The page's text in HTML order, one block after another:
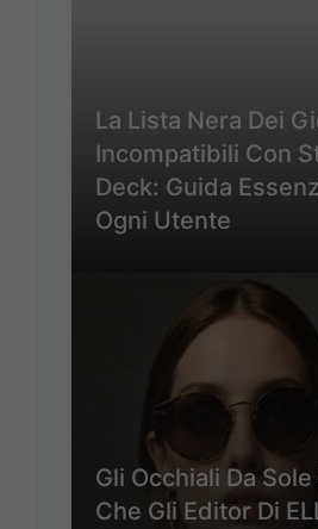
La Lista Nera Dei
Incompatibili Con
Deck: Guida
Ogni Utente
Gli Occhiali Da
Che Gli Editor Di